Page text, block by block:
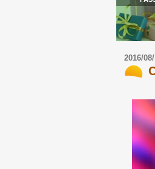
2016/